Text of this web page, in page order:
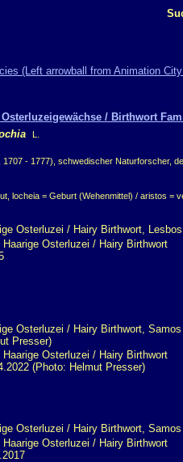
/ Birthwort
L.
- 1777), schwedischer Naturforscher,
locheia = Geburt (Wehenmittel) / aristos =
Osterluzei / Hairy Birthwort
Osterluzei / Hairy Birthwort
(Photo: Helmut Presser)
Osterluzei / Hairy Birthwort